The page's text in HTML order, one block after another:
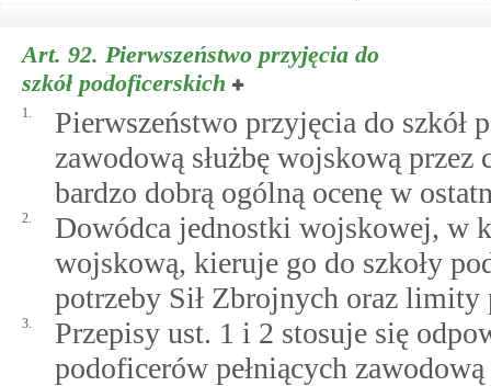
Art. 92. Pierwszeństwo przyjęcia do
szkół podoficerskich
1.
Pierwszeństwo przyjęcia do szkół
zawodową służbę wojskową
bardzo dobrą ogólną ocenę w
2.
Dowódca jednostki wojskowej, w
wojskową, kieruje go do szkoły
potrzeby Sił Zbrojnych oraz limity
3.
Przepisy ust. 1 i 2 stosuje się
podoficerów pełniących